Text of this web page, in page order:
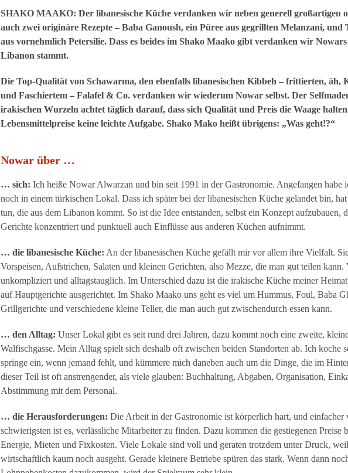
SHAKO MAAKO: Der libanesische Küche verdanken wir neben generell großartigen
auch zwei originäre Rezepte – Baba Ganoush, ein Püree aus gegrillten Melanzani, und
aus vornehmlich Petersilie. Dass es beides im Shako Maako gibt verdanken wir
Libanon stammt.
Die Top-Qualität von Schawarma, den ebenfalls libanesischen Kibbeh – frittierten, äh,
und Faschiertem – Falafel & Co. verdanken wir wiederum Nowar selbst. Der
irakischen Wurzeln achtet täglich darauf, dass sich Qualität und Preis die Waage
Lebensmittelpreise keine leichte Aufgabe. Shako Mako heißt übrigens: „Was geht!?“
Nowar über …
… sich: Ich heiße Nowar Alwarzan und bin seit 1991 in der Gastronomie. Angefangen habe
noch in einem türkischen Lokal. Dass ich später bei der libanesischen Küche gelandet bin,
tun, die aus dem Libanon kommt. So ist die Idee entstanden, selbst ein Konzept aufzubauen,
Gerichte konzentriert und punktuell auch Einflüsse aus anderen Küchen aufnimmt.
… die libanesische Küche: An der libanesischen Küche gefällt mir vor allem ihre Vielfalt.
Vorspeisen, Aufstrichen, Salaten und kleinen Gerichten, also Mezze, die man gut teilen kann.
unkompliziert und alltagstauglich. Im Unterschied dazu ist die irakische Küche meiner
auf Hauptgerichte ausgerichtet. Im Shako Maako uns geht es viel um Hummus, Foul, Baba
Grillgerichte und verschiedene kleine Teller, die man auch gut zwischendurch essen kann.
… den Alltag: Unser Lokal gibt es seit rund drei Jahren, dazu kommt noch eine zweite,
Walfischgasse. Mein Alltag spielt sich deshalb oft zwischen beiden Standorten ab. Ich koche
springe ein, wenn jemand fehlt, und kümmere mich daneben auch um die Dinge, die im
dieser Teil ist oft anstrengender, als viele glauben: Buchhaltung, Abgaben, Organisation,
Abstimmung mit dem Personal.
… die Herausforderungen: Die Arbeit in der Gastronomie ist körperlich hart, und
schwierigsten ist es, verlässliche Mitarbeiter zu finden. Dazu kommen die gestiegenen Preise
Energie, Mieten und Fixkosten. Viele Lokale sind voll und geraten trotzdem unter Druck,
wirtschaftlich kaum noch ausgeht. Gerade kleinere Betriebe spüren das stark. Wenn dann